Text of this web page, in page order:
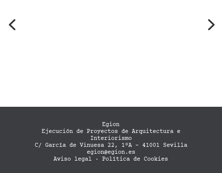
Egion
Ejecución de Proyectos de Arquitectura e
Interiorismo
C/ García de Vinuesa 22, 1ºA - 41001 Sevilla
egion@egion.es
Aviso legal ·Política de Cookies